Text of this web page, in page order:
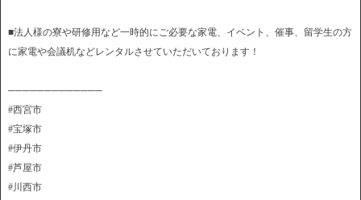
■法人様の寮や研修用など一時的にご必要な家電、イベント、催事、留学生の方
に家電や会議机などレンタルさせていただいております！
─────────────
#西宮市
#宝塚市
#伊丹市
#芦屋市
#川西市